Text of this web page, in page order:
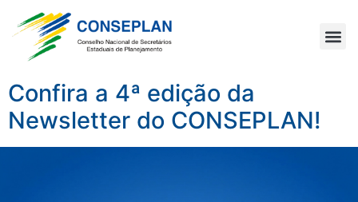
Confira a 4ª edição da
Newsletter do CONSEPLAN!